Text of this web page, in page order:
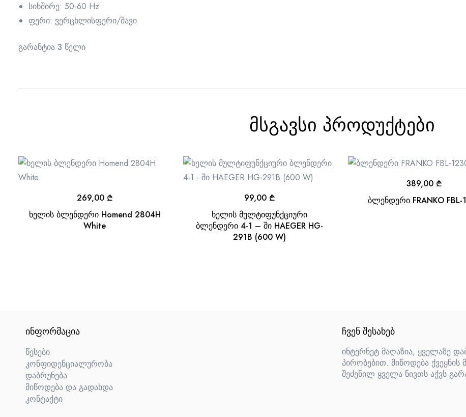
სიხშირე: 50-60 Hz
ფერი: ვერცხლისფერი/შავი
გარანტია 3 წელი
მსგავსი პროდუქტები
ხელის ბლენდერი Homend 2804H
White
269,00 ₾
ხელის მულტიფუნქციური
ბლენდერი 4-1 – ში HAEGER HG-
291B (600 W)
99,00 ₾ ბლენდერი FRANKO FBL-
389,00 ₾
ᲘᲜᲤᲝᲠᲛᲐᲪᲘᲐ
წესები
კონფიდენციალურობა
დაბრუნება
მიწოდება და გადახდა
კონტაქტი
ᲩᲕᲔᲜ ᲨᲔᲡᲐᲮᲔᲑ
ინტერნეტ მაღაზია, ყველაზე
პირობებით. მიწოდება ქვეყნის
შეძენილ ყველა ნივთს აქვს